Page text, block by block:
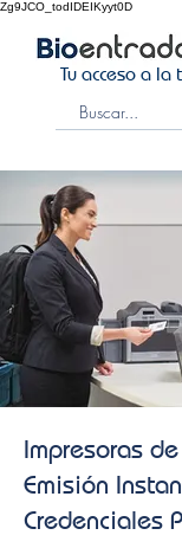
Zg9JCO_todIDEIKyyt0D
Tu acceso a la
Impresoras
Emisión
Credenciales